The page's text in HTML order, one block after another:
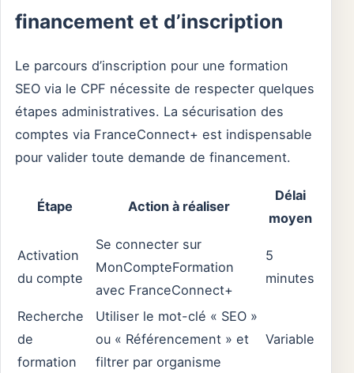
financement et d’inscription
Le parcours d’inscription pour une formation
SEO via le CPF nécessite de respecter quelques
étapes administratives. La sécurisation des
comptes via FranceConnect+ est indispensable
pour valider toute demande de financement.
Étape Action à réaliser
Délai
moyen
Activation
du compte
Se connecter sur
MonCompteFormation
avec FranceConnect+
5
minutes
Recherche
de
formation
Utiliser le mot-clé « SEO »
ou « Référencement » et
filtrer par organisme
Variable